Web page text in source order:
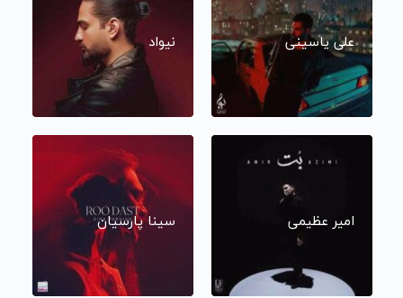
علی یاسینی نیواد
امیر عظیمی سینا پارسیان